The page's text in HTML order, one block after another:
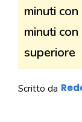
minuti
minuti
superiore
Scritto da